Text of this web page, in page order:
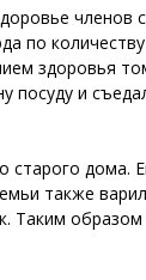
по
здоровья
и
также